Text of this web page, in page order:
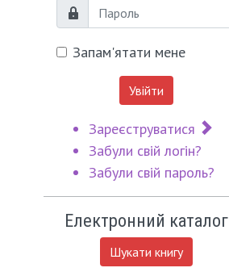
Пароль
Запам'ятати мене
Увійти
Зареєструватися
Забули свій логін?
Забули свій пароль?
Електронний каталог
Шукати книгу